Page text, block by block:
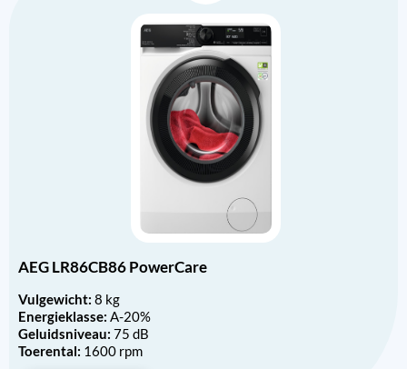
AEG LR86CB86 PowerCare
Vulgewicht: 8 kg
Energieklasse: A-20%
Geluidsniveau: 75 dB
Toerental: 1600 rpm